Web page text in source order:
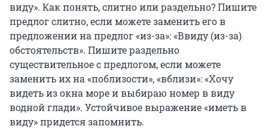
виду». Как понять, слитно или раздельно? Пишите
предлог слитно, если можете заменить его в
предложении на предлог «из-за»: «Ввиду (из-за)
обстоятельств». Пишите раздельно
существительное с предлогом, если можете
заменить их на «поблизости», «вблизи»: «Хочу
видеть из окна море и выбираю номер в виду
водной глади». Устойчивое выражение «иметь в
виду» придется запомнить.